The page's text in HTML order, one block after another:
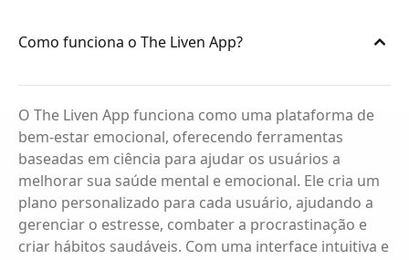
Como funciona o The Liven App?
O The Liven App funciona como uma plataforma de
bem-estar emocional, oferecendo ferramentas
baseadas em ciência para ajudar os usuários a
melhorar sua saúde mental e emocional. Ele cria um
plano personalizado para cada usuário, ajudando a
gerenciar o estresse, combater a procrastinação e
criar hábitos saudáveis. Com uma interface intuitiva e